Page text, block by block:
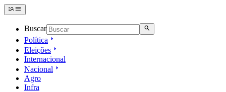
Buscar
Política
Eleições
Internacional
Nacional
Agro
Infra